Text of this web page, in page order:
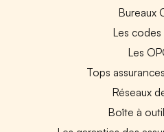
Bureaux
Les codes
Les
Tops
Réseaux
Boîte à